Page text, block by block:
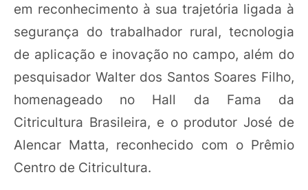
em reconhecimento à sua trajetória ligada à
segurança do trabalhador rural, tecnologia
de aplicação e inovação no campo, além do
pesquisador Walter dos Santos Soares Filho,
homenageado no Hall da Fama da
Citricultura Brasileira, e o produtor José de
Alencar Matta, reconhecido com o Prêmio
Centro de Citricultura.